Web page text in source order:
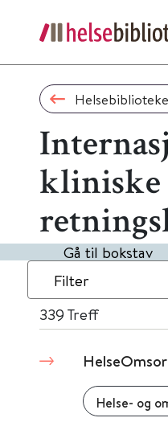
kliniske
Gå til bokstav
Filter
339 Treff